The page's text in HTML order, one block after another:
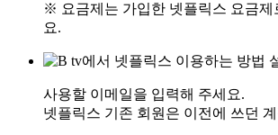
※ 요금제는 가입한 넷플릭스 요금제
요.
사용할 이메일을 입력해 주세요.
넷플릭스 기존 회원은 이전에 쓰던